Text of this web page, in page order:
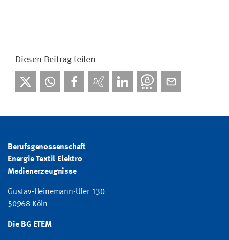
Diesen Beitrag teilen
Berufsgenossenschaft
Energie Textil Elektro
Medienerzeugnisse
Gustav-Heinemann-Ufer 130
50968 Köln
Die BG ETEM